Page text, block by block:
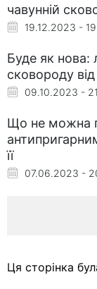
чавунній
19.12.2023 -
Буде як нова:
сковороду від
09.10.2023 -
Що не можна
її
07.06.2023 -
Ця сторінка